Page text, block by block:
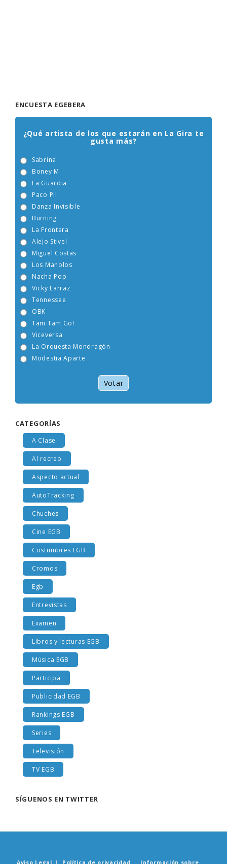
ENCUESTA EGEBERA
¿Qué artista de los que estarán en La Gira te
gusta más?
Sabrina
Boney M
La Guardia
Paco Pil
Danza Invisible
Burning
La Frontera
Alejo Stivel
Miguel Costas
Los Manolos
Nacha Pop
Vicky Larraz
Tennessee
OBK
Tam Tam Go!
Viceversa
La Orquesta Mondragón
Modestia Aparte
Votar
CATEGORÍAS
A Clase
Al recreo
Aspecto actual
AutoTracking
Chuches
Cine EGB
Costumbres EGB
Cromos
Egb
Entrevistas
Examen
Libros y lecturas EGB
Música EGB
Participa
Publicidad EGB
Rankings EGB
Series
Televisión
TV EGB
SÍGUENOS EN TWITTER